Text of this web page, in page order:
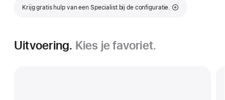
Krijg gratis hulp van een Specialist bij de configuratie.
Uitvoering. Kies je favoriet.